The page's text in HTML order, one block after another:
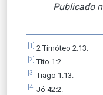
Publicado
[1] 2 Timóteo 2:13.
[2] Tito 1:2.
[3] Tiago 1:13.
[4] Jó 42:2.